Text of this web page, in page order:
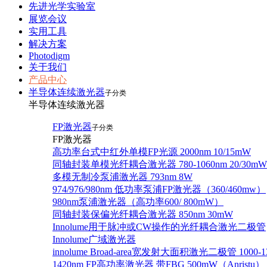
先进光学实验室
展览会议
实用工具
解决方案
Photodigm
关于我们
产品中心
半导体连续激光器子分类
半导体连续激光器
FP激光器子分类
FP激光器
高功率台式中红外单模FP光源 2000nm 10/15mW
同轴封装单模光纤耦合激光器 780-1060nm 20/30mW
多模无制冷泵浦激光器 793nm 8W
974/976/980nm 低功率泵浦FP激光器（360/460mw）
980nm泵浦激光器（高功率600/ 800mW）
同轴封装保偏光纤耦合激光器 850nm 30mW
Innolume用于脉冲或CW操作的光纤耦合激光二极管
Innolume广域激光器
innolume Broad-area宽发射大面积激光二极管 1000-
1420nm FP高功率激光器 带FBG 500mW（Anristu）